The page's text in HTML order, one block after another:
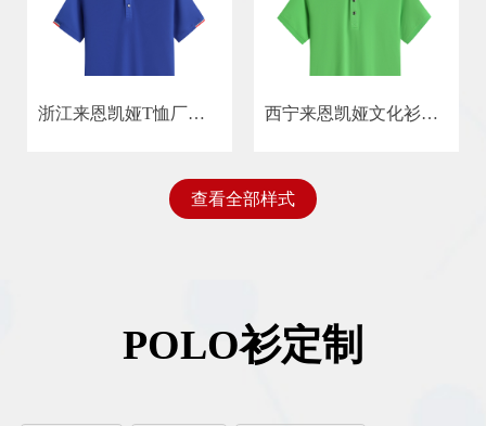
浙江来恩凯娅T恤厂文化衫厂_浙江宁波来恩凯娅广告衫文化衫 西宁来恩凯娅文化衫定制批发浙江来恩凯娅服装厂
查看全部样式
POLO衫定制